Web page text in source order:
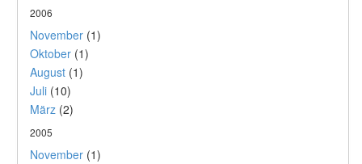
2006
November (1)
Oktober (1)
August (1)
Juli (10)
März (2)
2005
November (1)